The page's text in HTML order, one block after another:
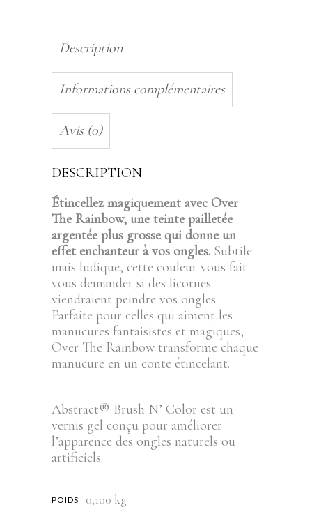
Description
Informations complémentaires
Avis (0)
DESCRIPTION
Étincellez magiquement avec Over
The Rainbow, une teinte pailletée
argentée plus grosse qui donne un
effet enchanteur à vos ongles. Subtile
mais ludique, cette couleur vous fait
vous demander si des licornes
viendraient peindre vos ongles.
Parfaite pour celles qui aiment les
manucures fantaisistes et magiques,
Over The Rainbow transforme chaque
manucure en un conte étincelant.
Abstract® Brush N’ Color est un
vernis gel conçu pour améliorer
l’apparence des ongles naturels ou
artificiels.
POIDS 0,100 kg